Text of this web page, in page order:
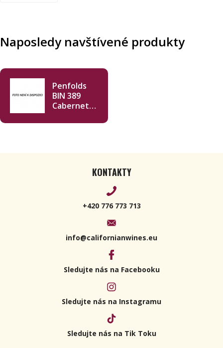
Naposledy navštívené produkty
Penfolds
BIN 389
Cabernet
KONTAKTY
+420 776 773 713
info@californianwines.eu
Sledujte nás na Facebooku
Sledujte nás na Instagramu
Sledujte nás na Tik Toku